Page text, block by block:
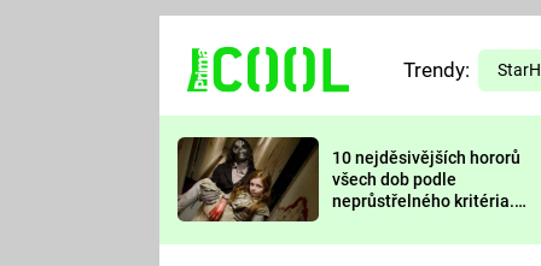
TŘESKU
FUTURAMA
PREDÁTOR
Trendy:
10 nejděsivějších hororů
všech dob podle
neprůstřelného kritéria.
nejvíc zvednou tep?